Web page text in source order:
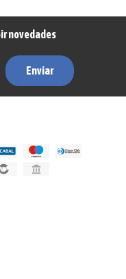
novedades
Enviar